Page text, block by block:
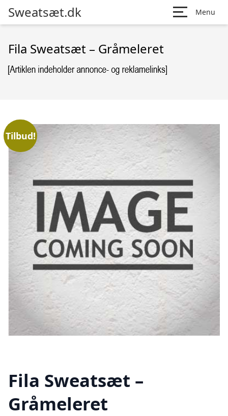
Sweatsæt.dk Menu
Fila Sweatsæt – Gråmeleret
Tilbud!
Fila Sweatsæt –
Gråmeleret